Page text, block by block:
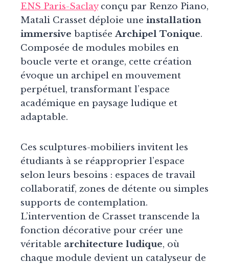
ENS Paris-Saclayconçu par Renzo Piano,
Matali Crasset déploie une installation
immersive baptiséeArchipel Tonique.
Composée de modules mobiles en
boucle verte et orange, cette création
évoque un archipel en mouvement
perpétuel, transformant l’espace
académique en paysage ludique et
adaptable.
Ces sculptures-mobiliers invitent les
étudiants à se réapproprier l’espace
selon leurs besoins : espaces de travail
collaboratif, zones de détente ou simples
supports de contemplation.
L’intervention de Crasset transcende la
fonction décorative pour créer une
véritable architecture ludique, où
chaque module devient un catalyseur de